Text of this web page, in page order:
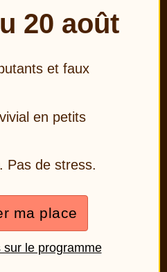
20 août
et faux
en petits
Pas de stress.
ma place
sur le programme